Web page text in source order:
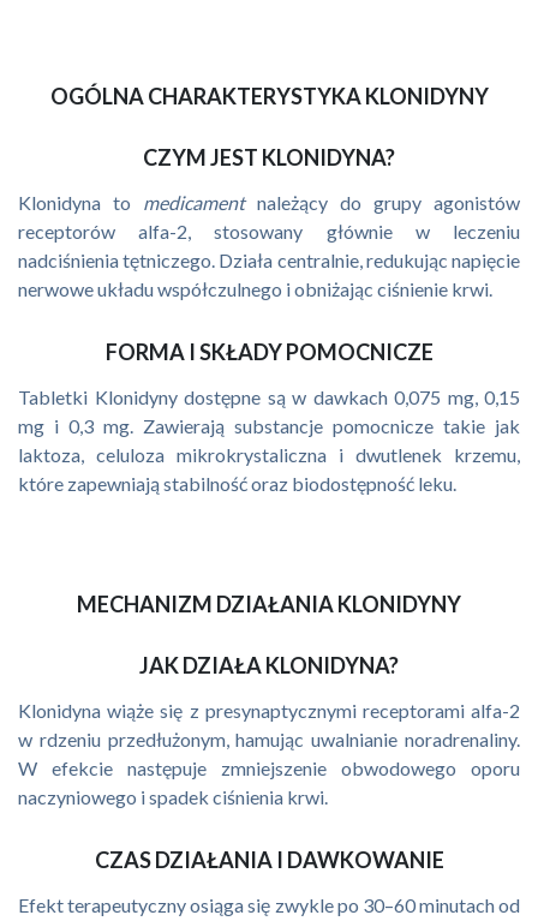
OGÓLNA CHARAKTERYSTYKA KLONIDYNY
CZYM JEST KLONIDYNA?
Klonidyna to medicamentnależący do grupy agonistów
receptorów alfa-2, stosowany głównie w leczeniu
nadciśnienia tętniczego. Działa centralnie, redukując napięcie
nerwowe układu współczulnego i obniżając ciśnienie krwi.
FORMA I SKŁADY POMOCNICZE
Tabletki Klonidyny dostępne są w dawkach 0,075 mg, 0,15
mg i 0,3 mg. Zawierają substancje pomocnicze takie jak
laktoza, celuloza mikrokrystaliczna i dwutlenek krzemu,
które zapewniają stabilność oraz biodostępność leku.
MECHANIZM DZIAŁANIA KLONIDYNY
JAK DZIAŁA KLONIDYNA?
Klonidyna wiąże się z presynaptycznymi receptorami alfa-2
w rdzeniu przedłużonym, hamując uwalnianie noradrenaliny.
W efekcie następuje zmniejszenie obwodowego oporu
naczyniowego i spadek ciśnienia krwi.
CZAS DZIAŁANIA I DAWKOWANIE
Efekt terapeutyczny osiąga się zwykle po 30–60 minutach od